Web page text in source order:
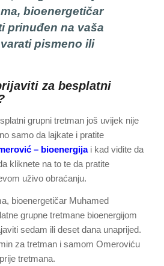
bioenergetičar
prinuđen na vaša
pismeno ili
za besplatni
grupni tretman još uvijek nije
samo da lajkate i pratite
– bioenergijai kad vidite da
kliknete na to te da pratite
uživo obraćanju.
bioenergetičar Muhamed
grupne tretmane bioenergijom
sedam ili deset dana unaprijed.
za tretman i samom Omeroviću
tretmana.